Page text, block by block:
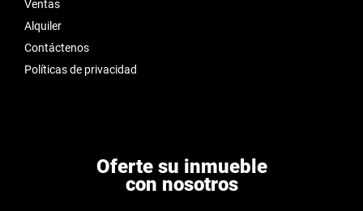
Ventas
Alquiler
Contáctenos
Políticas de privacidad
Oferte su inmueble
con nosotros